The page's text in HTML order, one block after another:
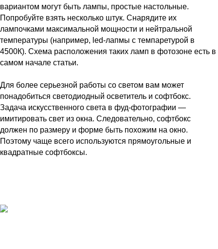
вариантом могут быть лампы, простые настольные.
Попробуйте взять несколько штук. Снарядите их
лампочками максимальной мощности и нейтральной
температуры (например, led-лапмы с темпаретурой в
4500К). Схема расположения таких ламп в фотозоне есть в
самом начале статьи.
Для более серьезной работы со светом вам может
понадобиться светодиодный осветитель и софтбокс.
Задача искусственного света в фуд-фотографии —
имитировать свет из окна. Следовательно, софтбокс
должен по размеру и форме быть похожим на окно.
Поэтому чаще всего используются прямоугольные и
квадратные софтбоксы.